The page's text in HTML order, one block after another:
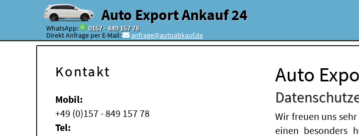
Auto Export Ankauf 24
WhatsApp: 0157 - 849 157 78
Direkt Anfrage per E-Mail: anfrage@autoabkauf.de
Kontakt
Mobil:
+49 (0)157 - 849 157 78
Tel:
Auto
Wir freuen uns
einen besonders